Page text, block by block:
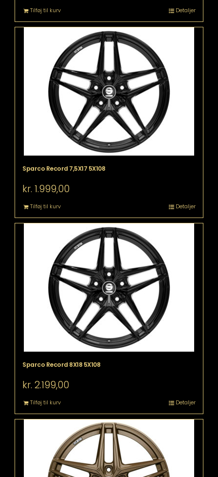
Tilføj til kurv Detaljer
Sparco Record 7,5X17 5X108
kr. 1.999,00
Tilføj til kurv Detaljer
Sparco Record 8X18 5X108
kr. 2.199,00
Tilføj til kurv Detaljer